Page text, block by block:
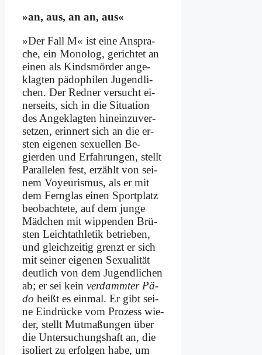
»an, aus, an an, aus«
»Der Fall M« ist ei­ne An­spra­
che, ein Mo­no­log, ge­rich­tet an
ei­nen als Kinds­mör­der ange­
klagten pä­do­phi­len Ju­gend­li­
chen. Der Red­ner ver­sucht ei­
ner­seits, sich in die Si­tua­ti­on
des An­ge­klag­ten hin­ein­zu­ver­
set­zen, er­in­nert sich an die er­
sten ei­ge­nen se­xu­el­len Be­
gierden und Er­fah­run­gen, stellt
Par­al­le­len fest, er­zählt von sei­
nem Voy­eu­ris­mus, als er mit
dem Fern­glas ei­nen Sport­platz
be­ob­ach­te­te, auf dem jun­ge
Mäd­chen mit wip­pen­den Brü­
sten Leicht­ath­le­tik be­trie­ben,
und gleich­zei­tig grenzt er sich
mit sei­ner ei­ge­nen Sexu­alität
deut­lich von dem Ju­gend­li­chen
ab; er sei kein ver­damm­ter Pä­
do heißt es ein­mal. Er gibt sei­
ne Ein­drücke vom Pro­zess wie­
der, stellt Mut­ma­ßun­gen über
die Unter­suchungshaft an, die
iso­liert zu er­fol­gen ha­be, um